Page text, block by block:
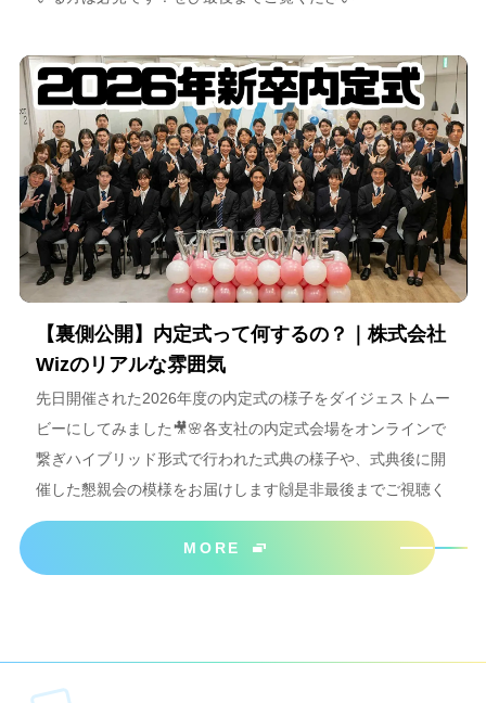
【裏側公開】内定式って何するの？｜株式会社
Wizのリアルな雰囲気
先日開催された2026年度の内定式の様子をダイジェストムー
ビーにしてみました🎥🌸各支社の内定式会場をオンラインで
繋ぎハイブリッド形式で行われた式典の様子や、式典後に開
催した懇親会の模様をお届けします🙌是非最後までご視聴く
ださいね＾＾
MORE